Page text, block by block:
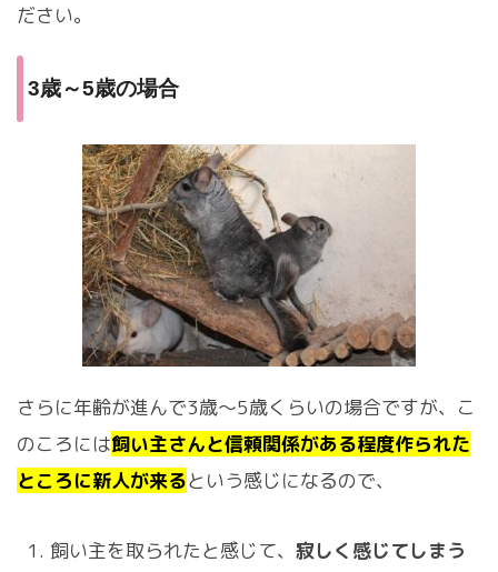
ださい。
3歳～5歳の場合
さらに年齢が進んで3歳～5歳くらいの場合ですが、こ
のころには飼い主さんと信頼関係がある程度作られた
ところに新人が来るという感じになるので、
飼い主を取られたと感じて、 寂しく感じてしまう